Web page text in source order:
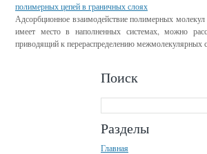
полимерных цепей в граничных слоях
Адсорбционное взаимодействие полимерных
имеет место в наполненных системах, можно
приводящий к перераспределению межмолекулярных
Поиск
Разделы
Главная